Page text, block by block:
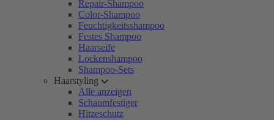
Repair-Shampoo
Color-Shampoo
Feuchtigkeitsshampoo
Festes Shampoo
Haarseife
Lockenshampoo
Shampoo-Sets
Haarstyling
Alle anzeigen
Schaumfestiger
Hitzeschutz